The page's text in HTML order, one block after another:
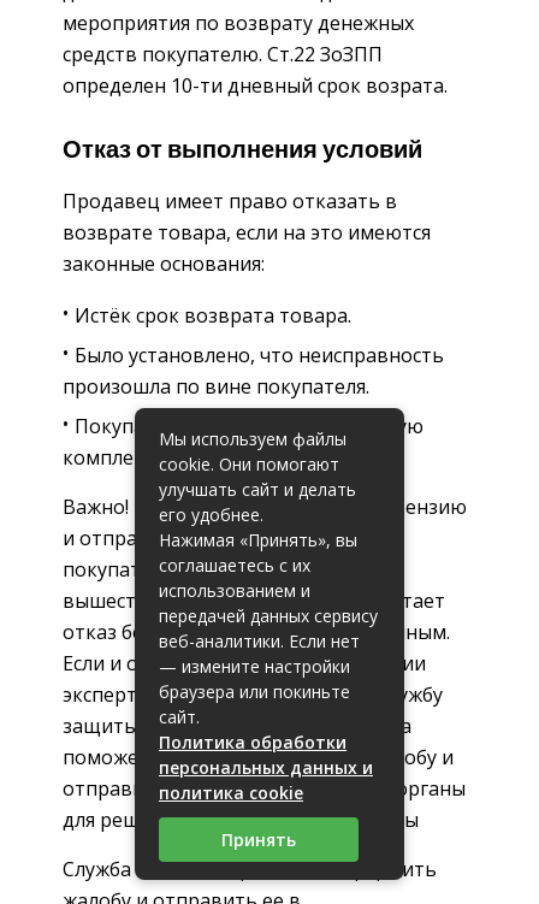
мероприятия по возврату денежных
средств покупателю. Ст.22 ЗоЗПП
определен 10-ти дневный срок возрата.
Отказ от выполнения условий
Продавец имеет право отказать в
возврате товара, если на это имеются
законные основания:
Истёк срок возврата товара.
Было установлено, что неисправность
произошла по вине покупателя.
Покупатель не предоставил полную
комплектацию покупки.
Важно! При отказе принимать претензию
и отправлять товар на экспертизу
покупатель должен обратиться к
вышестоящему персоналу, если считает
отказ безосновательным и незаконным.
Если и они отказывают в проведении
экспертизы, нужно обратиться в службу
защиты прав потребителей.. Служба
поможет правильно оформить жалобу и
отправить ее в соответствующие органы
для решения сложившейся проблемы
Служба поможет правильно оформить
Мы используем файлы
cookie. Они помогают
улучшать сайт и делать
его удобнее.
Нажимая «Принять», вы
соглашаетесь с их
использованием и
передачей данных сервису
веб-аналитики. Если нет
— измените настройки
браузера или покиньте
сайт.
Политика обработки
персональных данных и
политика cookie
Принять